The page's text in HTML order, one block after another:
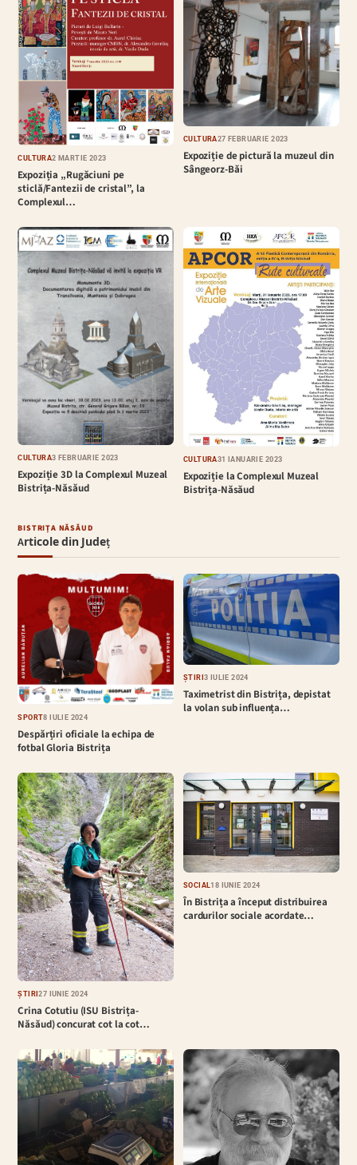
CULTURĂ2 MARTIE 2023
Expoziția „Rugăciuni pe
sticlă/Fantezii de cristal”, la
Complexul…
CULTURĂ27 FEBRUARIE 2023
Expoziție de pictură la muzeul din
Sângeorz-Băi
CULTURĂ3 FEBRUARIE 2023
Expoziție 3D la Complexul Muzeal
Bistrița-Năsăud
CULTURĂ31 IANUARIE 2023
Expoziție la Complexul Muzeal
Bistrița-Năsăud
BISTRIȚA NĂSĂUD
Articole din Județ
SPORT8 IULIE 2024
Despărțiri oficiale la echipa de
fotbal Gloria Bistrița
ȘTIRI3 IULIE 2024
Taximetrist din Bistrița, depistat
la volan sub influența…
ȘTIRI27 IUNIE 2024
Crina Cotutiu (ISU Bistrița-
Năsăud) concurat cot la cot…
SOCIAL18 IUNIE 2024
În Bistrița a început distribuirea
cardurilor sociale acordate…